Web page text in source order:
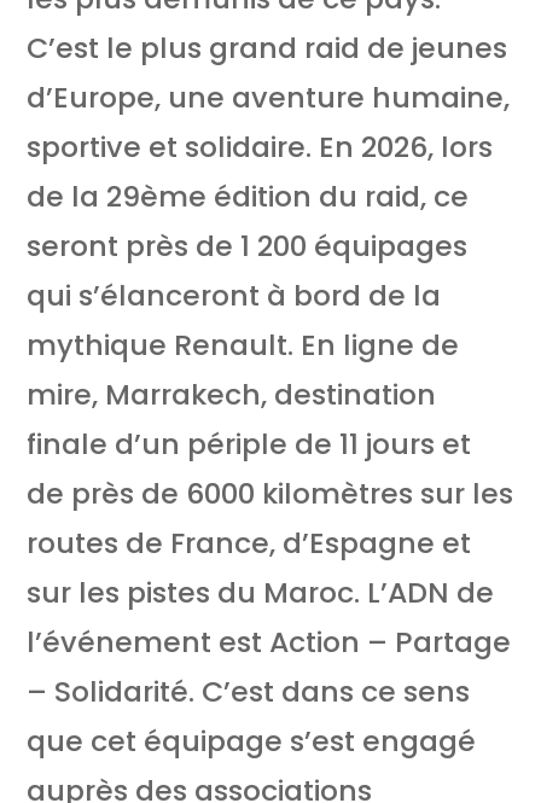
C’est le plus grand raid de jeunes
d’Europe, une aventure humaine,
sportive et solidaire. En 2026, lors
de la 29ème édition du raid, ce
seront près de 1 200 équipages
qui s’élanceront à bord de la
mythique Renault. En ligne de
mire, Marrakech, destination
finale d’un périple de 11 jours et
de près de 6000 kilomètres sur les
routes de France, d’Espagne et
sur les pistes du Maroc. L’ADN de
l’événement est Action – Partage
– Solidarité. C’est dans ce sens
que cet équipage s’est engagé
auprès des associations